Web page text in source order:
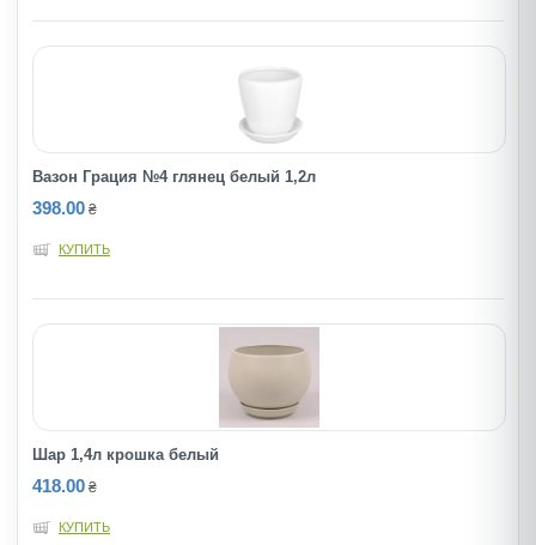
Вазон Грация №4 глянец белый 1,2л
398.00 ₴
КУПИТЬ
Шар 1,4л крошка белый
418.00 ₴
КУПИТЬ